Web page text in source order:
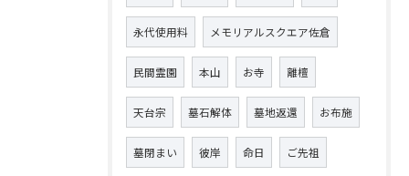
永代使用料 メモリアルスクエア佐倉
民間霊園 本山 お寺 離檀
天台宗 墓石解体 墓地返還 お布施
墓閉まい 彼岸 命日 ご先祖